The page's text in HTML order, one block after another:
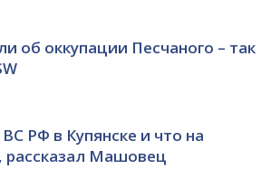
об оккупации Песчаного – так
РФ в Купянске и что на
рассказал Машовец